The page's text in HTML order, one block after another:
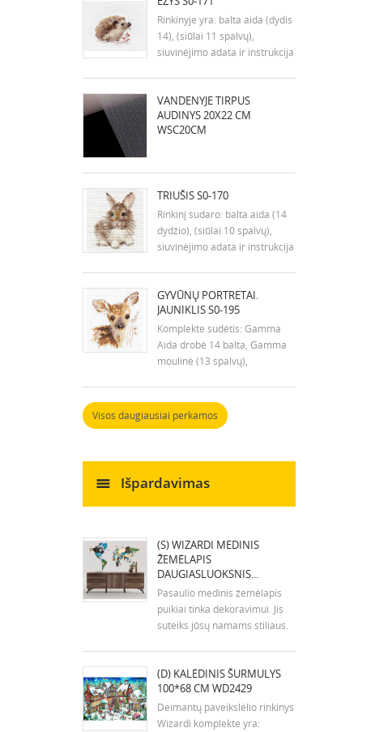
Rinkinyje yra: balta aida (dydis
14), (siūlai 11 spalvų),
siuvinėjimo adata ir instrukcija
VANDENYJE TIRPUS
AUDINYS 20X22 CM
WSC20CM
TRIUŠIS S0-170
Rinkinį sudaro: balta aida (14
dydžio), (siūlai 10 spalvų),
siuvinėjimo adata ir instrukcija
GYVŪNŲ PORTRETAI.
JAUNIKLIS S0-195
Komplekte sudėtis: Gamma
Aida drobė 14 balta, Gamma
moulinė (13 spalvų),
Visos daugiausiai perkamos
Išpardavimas
(S) WIZARDI MEDINIS
ŽEMĖLAPIS
DAUGIASLUOKSNIS...
Pasaulio medinis žemėlapis
puikiai tinka dekoravimui. Jis
suteiks jūsų namams stiliaus.
surinkimo planas. Žemėlapio
spalvos gali šiek tiek skirtis
nuo spalvų nuotraukose.
Montavimo...
(D) KALĖDINIS ŠURMULYS
100*68 CM WD2429
Deimantų paveikslėlio rinkinys
Wizardi komplekte yra: